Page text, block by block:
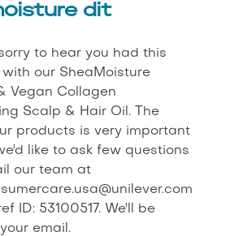
dit
to hear you had this
our SheaMoisture
Vegan Collagen
Scalp & Hair Oil. The
products is very important
like to ask few questions
our team at
ID: 53100517. We'll be
email.